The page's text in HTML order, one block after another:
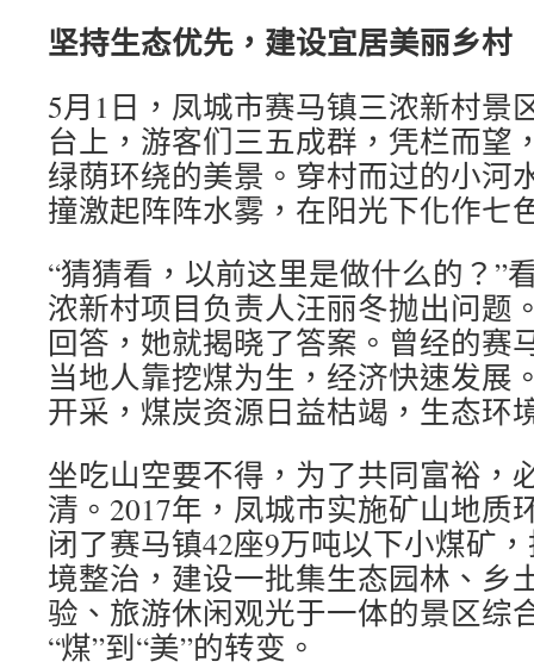
坚持生态优先，建设宜居美丽乡村
5月1日，凤城市赛马镇三浓新村景
台上，游客们三五成群，凭栏而望
绿荫环绕的美景。穿村而过的小河
撞激起阵阵水雾，在阳光下化作七
“猜猜看，以前这里是做什么的？”
浓新村项目负责人汪丽冬抛出问题
回答，她就揭晓了答案。曾经的赛
当地人靠挖煤为生，经济快速发展
开采，煤炭资源日益枯竭，生态环
坐吃山空要不得，为了共同富裕，
清。2017年，凤城市实施矿山地质
闭了赛马镇42座9万吨以下小煤矿
境整治，建设一批集生态园林、乡
验、旅游休闲观光于一体的景区综
“煤”到“美”的转变。